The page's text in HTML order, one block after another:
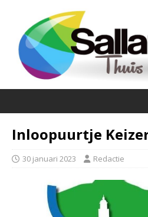
Inloopuurtje
30 januari 2023 Redactie